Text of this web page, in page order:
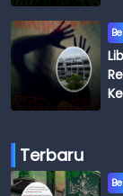
Terbaru